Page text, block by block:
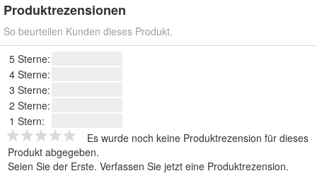
Produktrezensionen
So beurteilen Kunden dieses Produkt.
5 Sterne:
4 Sterne:
3 Sterne:
2 Sterne:
1 Stern:
Es wurde noch keine Produktrezension für dieses
Produkt abgegeben.
Seien Sie der Erste. Verfassen Sie jetzt eine Produktrezension.